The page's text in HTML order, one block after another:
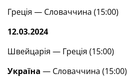
Греція — Словаччина (15:00)
12.03.2024
Швейцарія — Греція (15:00)
Україна — Словаччина (15:00)